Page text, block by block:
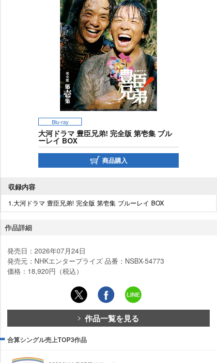
Blu-ray
大河ドラマ 豊臣兄弟! 完全版 第壱集 ブル
ーレイ BOX
商品購入
収録内容
1.大河ドラマ 豊臣兄弟! 完全版 第壱集 ブルーレイ BOX
作品詳細
発売日：2026年07月24日
発売元：NHKエンタープライズ 品番：NSBX-54773
価格：18,920円（税込）
作品一覧を見る
合算シングル売上TOP3作品